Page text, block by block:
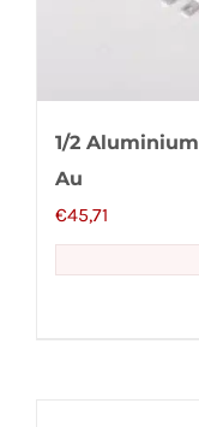
1/2
Au
€45,71